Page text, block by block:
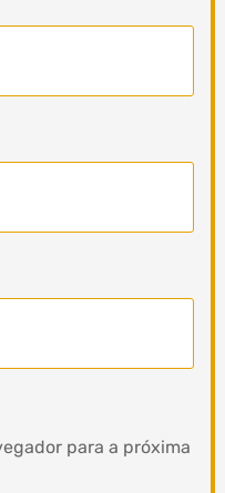
para a próxima